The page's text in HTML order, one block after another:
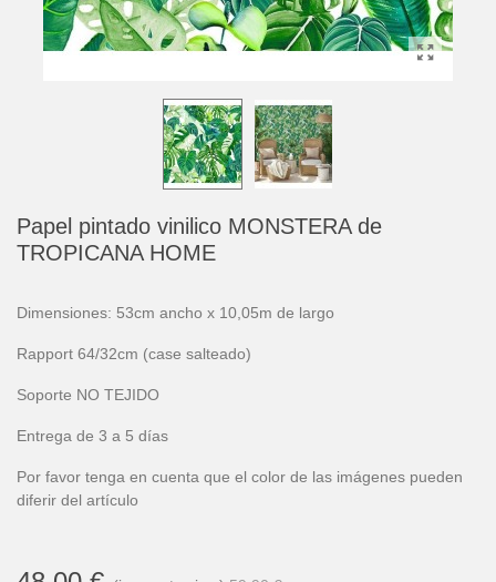
Papel pintado vinilico MONSTERA de
TROPICANA HOME
Dimensiones: 53cm ancho x 10,05m de largo
Rapport 64/32cm (case salteado)
Soporte NO TEJIDO
Entrega de 3 a 5 días
Por favor tenga en cuenta que el color de las imágenes pueden
diferir del artículo